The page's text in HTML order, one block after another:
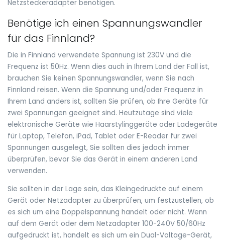
Netzsteckeradapter benötigen.
Benötige ich einen Spannungswandler
für das Finnland?
Die in Finnland verwendete Spannung ist 230V und die
Frequenz ist 50Hz. Wenn dies auch in Ihrem Land der Fall ist,
brauchen Sie keinen Spannungswandler, wenn Sie nach
Finnland reisen. Wenn die Spannung und/oder Frequenz in
Ihrem Land anders ist, sollten Sie prüfen, ob Ihre Geräte für
zwei Spannungen geeignet sind. Heutzutage sind viele
elektronische Geräte wie Haarstylinggeräte oder Ladegeräte
für Laptop, Telefon, iPad, Tablet oder E-Reader für zwei
Spannungen ausgelegt, Sie sollten dies jedoch immer
überprüfen, bevor Sie das Gerät in einem anderen Land
verwenden.
Sie sollten in der Lage sein, das Kleingedruckte auf einem
Gerät oder Netzadapter zu überprüfen, um festzustellen, ob
es sich um eine Doppelspannung handelt oder nicht. Wenn
auf dem Gerät oder dem Netzadapter 100-240V 50/60Hz
aufgedruckt ist, handelt es sich um ein Dual-Voltage-Gerät,